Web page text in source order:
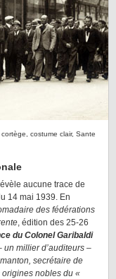
costume clair, Sante
aucune trace de
14 mai 1939. En
des fédérations
, édition des 25-26
du Colonel Garibaldi
millier d’auditeurs –
secrétaire de
origines nobles du «